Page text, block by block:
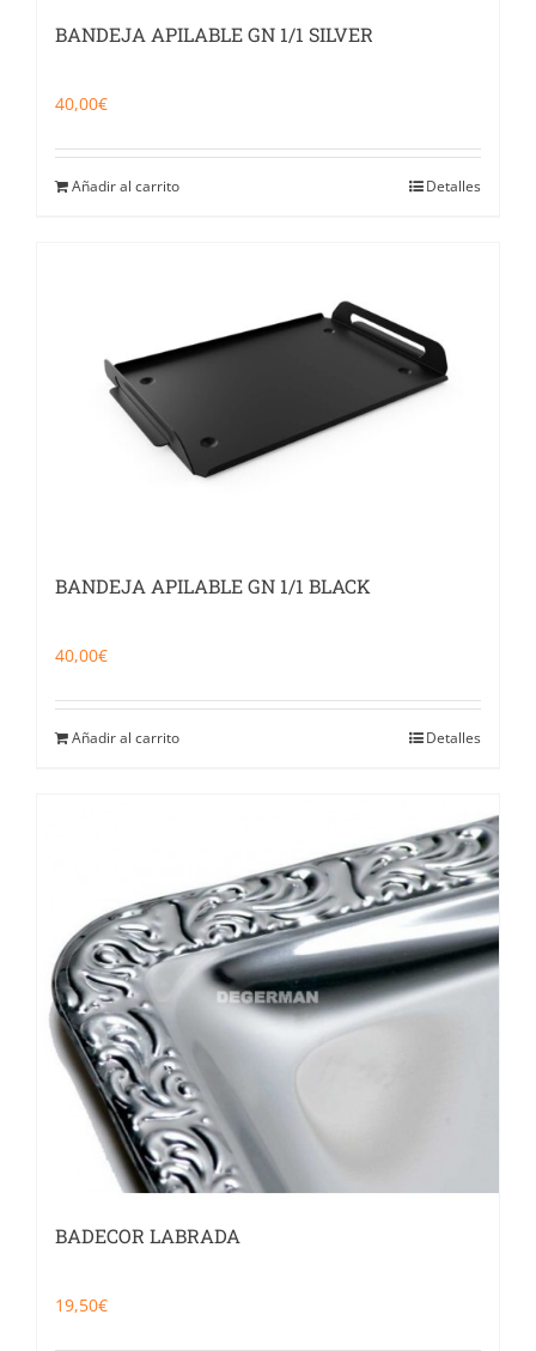
BANDEJA APILABLE GN 1/1 SILVER
40,00€
Añadir al carrito Detalles
BANDEJA APILABLE GN 1/1 BLACK
40,00€
Añadir al carrito Detalles
BADECOR LABRADA
19,50€